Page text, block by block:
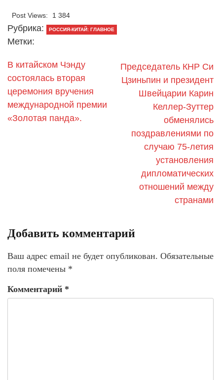
Post Views: 1 384
Рубрика: РОССИЯ-КИТАЙ: ГЛАВНОЕ
Метки:
В китайском Чэнду
состоялась вторая
церемония вручения
международной премии
«Золотая панда».
Председатель КНР Си
Цзиньпин и президент
Швейцарии Карин
Келлер-Зуттер
обменялись
поздравлениями по
случаю 75-летия
установления
дипломатических
отношений между
странами
Добавить комментарий
Ваш адрес email не будет опубликован. Обязательные
поля помечены *
Комментарий *